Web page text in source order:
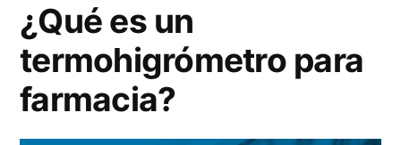
¿Qué es un
termohigrómetro para
farmacia?